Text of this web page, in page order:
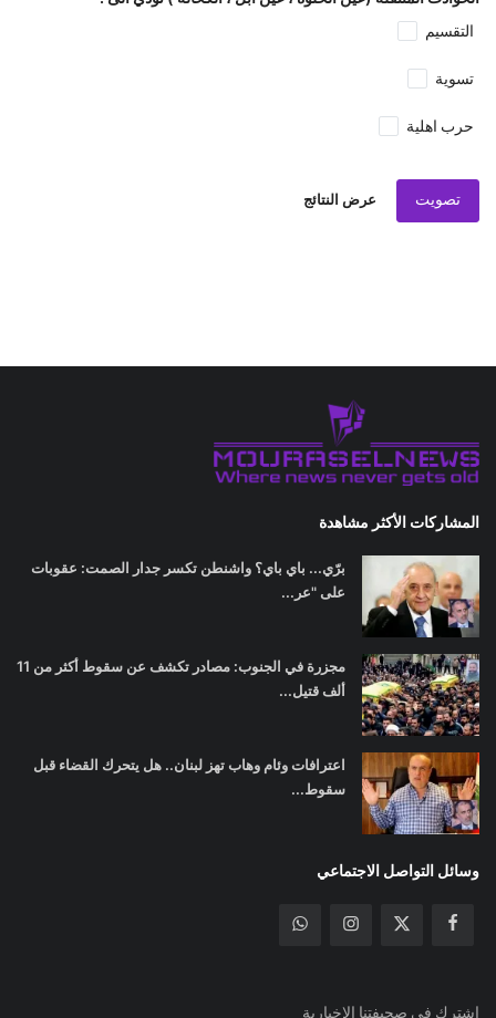
التقسيم
تسوية
حرب اهلية
تصويت عرض النتائج
المشاركات الأكثر مشاهدة
برّي... باي باي؟ واشنطن تكسر جدار الصمت: عقوبات
على "عر...
مجزرة في الجنوب: مصادر تكشف عن سقوط أكثر من 11
ألف قتيل...
اعترافات وئام وهاب تهز لبنان.. هل يتحرك القضاء قبل
سقوط...
وسائل التواصل الاجتماعي